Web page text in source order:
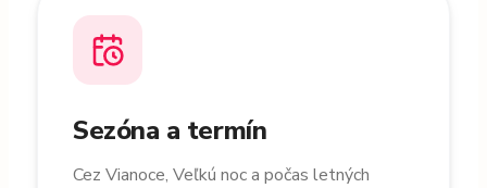
Sezóna a termín
Cez Vianoce, Veľkú noc a počas letných